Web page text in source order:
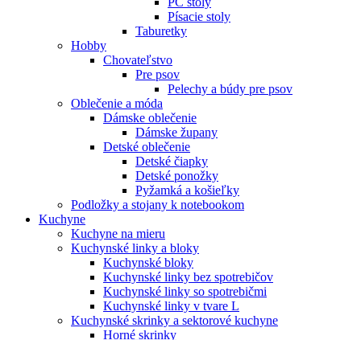
Písacie stoly
Taburetky
Hobby
Chovateľstvo
Pre psov
Pelechy a búdy pre psov
Oblečenie a móda
Dámske oblečenie
Dámske župany
Detské oblečenie
Detské čiapky
Detské ponožky
Pyžamká a košieľky
Podložky a stojany k notebookom
Kuchyne
Kuchyne na mieru
Kuchynské linky a bloky
Kuchynské bloky
Kuchynské linky bez spotrebičov
Kuchynské linky so spotrebičmi
Kuchynské linky v tvare L
Kuchynské skrinky a sektorové kuchyne
Horné skrinky